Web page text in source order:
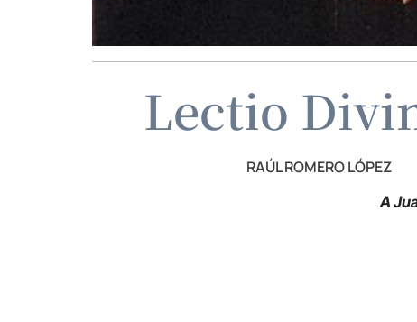
Lectio
RAÚL ROMERO LÓPEZ
A